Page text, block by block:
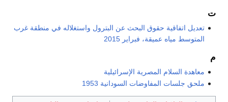
ت
تعديل اتفاقية حقوق البحث عن البترول واستغلاله في منطقة غرب
المتوسط مياه عميقة، فبراير 2015
م
معاهدة السلام المصرية الإسرائيلية
ملحق جلسات المفاوضات السودانية 1953